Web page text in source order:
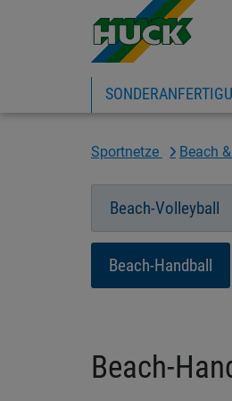
Sportnetze Beach
Beach-Volleyball
Beach-Handball
Beach-